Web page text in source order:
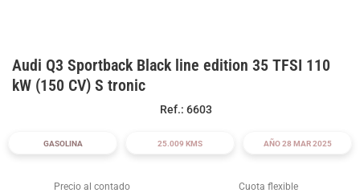
Audi Q3 Sportback Black line edition 35 TFSI 110
kW (150 CV) S tronic
Ref.: 6603
GASOLINA 25.009 KMS AÑO 28 MAR 2025
Precio al contado Cuota flexible